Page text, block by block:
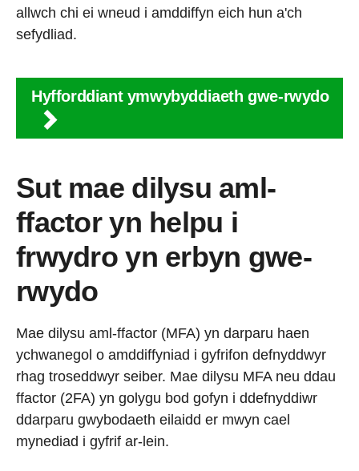
allwch chi ei wneud i amddiffyn eich hun a'ch
sefydliad.
Hyfforddiant ymwybyddiaeth gwe-rwydo
Sut mae dilysu aml-
ffactor yn helpu i
frwydro yn erbyn gwe-
rwydo
Mae dilysu aml-ffactor (MFA) yn darparu haen
ychwanegol o amddiffyniad i gyfrifon defnyddwyr
rhag troseddwyr seiber. Mae dilysu MFA neu ddau
ffactor (2FA) yn golygu bod gofyn i ddefnyddiwr
ddarparu gwybodaeth eilaidd er mwyn cael
mynediad i gyfrif ar-lein.